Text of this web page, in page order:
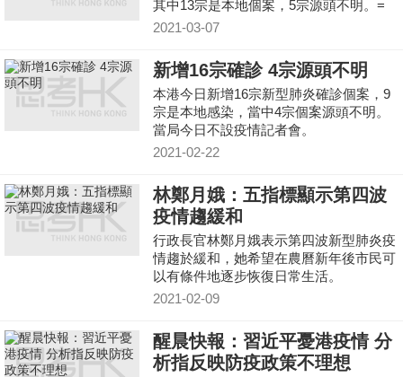
其中13宗是本地個案，5宗源頭不明。=
2021-03-07
新增16宗確診 4宗源頭不明
本港今日新增16宗新型肺炎確診個案，9
宗是本地感染，當中4宗個案源頭不明。
當局今日不設疫情記者會。
2021-02-22
林鄭月娥：五指標顯示第四波
疫情趨緩和
行政長官林鄭月娥表示第四波新型肺炎疫
情趨於緩和，她希望在農曆新年後市民可
以有條件地逐步恢復日常生活。
2021-02-09
醒晨快報：習近平憂港疫情 分
析指反映防疫政策不理想